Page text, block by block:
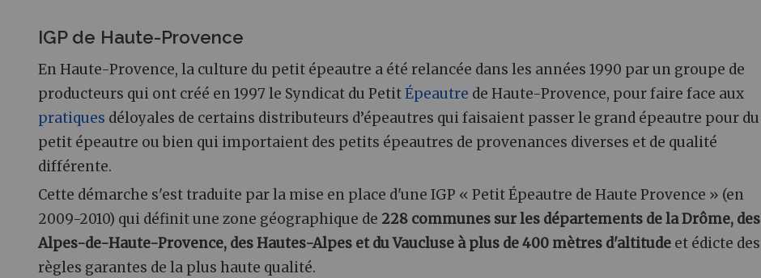
IGP de Haute-Provence
En Haute-Provence, la culture du petit épeautre a été relancée dans les années 1990 par un groupe de
producteurs qui ont créé en 1997 le Syndicat du PetitÉpeautre de Haute-Provence, pour faire face aux
pratiques déloyales de certains distributeurs d’épeautres qui faisaient passer le grand épeautre pour du
petit épeautre ou bien qui importaient des petits épeautres de provenances diverses et de qualité
différente.
Cette démarche s'est traduite par la mise en place d'une IGP « Petit Épeautre de Haute Provence » (en
2009-2010) qui définit une zone géographique de 228 communes sur les départements de la Drôme, des
Alpes-de-Haute-Provence, des Hautes-Alpes et du Vaucluse à plus de 400 mètres d'altitude et édicte des
règles garantes de la plus haute qualité.